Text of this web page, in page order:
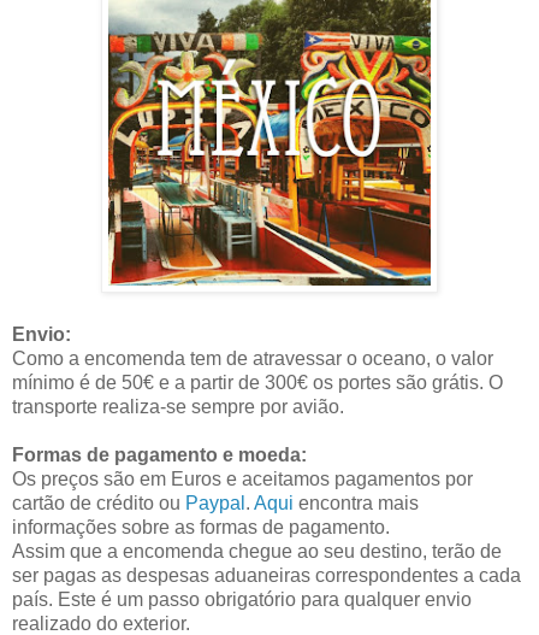
Envio:
Como a encomenda tem de atravessar o oceano, o valor
mínimo é de 50€ e a partir de 300€ os portes são grátis. O
transporte realiza-se sempre por avião.
Formas de pagamento e moeda:
Os preços são em Euros e aceitamos pagamentos por
cartão de crédito ou Paypal . Aqui encontra mais
informações sobre as formas de pagamento.
Assim que a encomenda chegue ao seu destino, terão de
ser pagas as despesas aduaneiras correspondentes a cada
país. Este é um passo obrigatório para qualquer envio
realizado do exterior.